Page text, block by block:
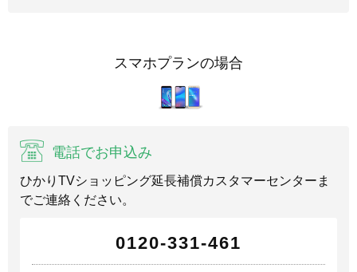
スマホプランの場合
電話でお申込み
ひかりTVショッピング延長補償カスタマーセンターま
でご連絡ください。
0120-331-461